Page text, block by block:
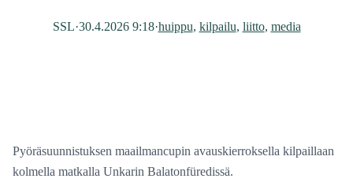
SSL·30.4.2026 9:18·huippu, kilpailu, liitto, media
Pyöräsuunnistuksen maailmancupin avauskierroksella kilpaillaan
kolmella matkalla Unkarin Balatonfüredissä.